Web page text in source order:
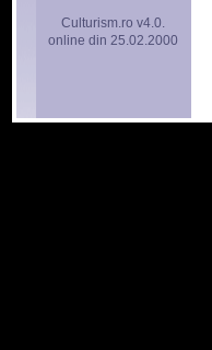
Culturism.ro v4.0.
online din 25.02.2000